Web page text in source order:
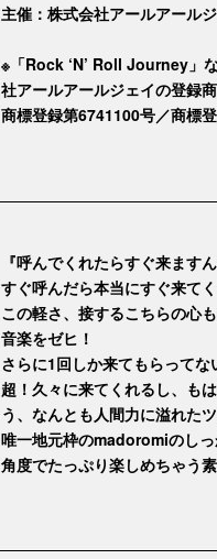
主催：株式会社アールアール
※「Rock ‘N’ Roll Journey」
社アールアールジェイの登録商
商標登録第6741100号／商標
『呼んでくれたらすぐ来ます
すぐ呼んだら本当にすぐ来て
この軽さ、接するこちらの心
音楽をゼヒ！
さらに1回しか来てもらって
超！久々に来てくれるし、も
う、なんとも人間力に溢れた
唯一地元枠のmadoromiのし
角度でたっぷり楽しめちゃう